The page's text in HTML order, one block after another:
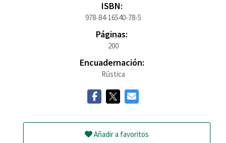
ISBN:
978-84-16540-78-5
Páginas:
200
Encuadernación:
Rústica
Añadir a favoritos